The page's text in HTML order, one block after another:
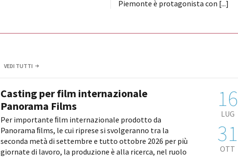
Piemonte è protagonista con [...]
VEDI TUTTI
Casting per film internazionale
Panorama Films
Per importante ﬁlm internazionale prodotto da
Panorama ﬁlms, le cui riprese si svolgeranno tra la
seconda metà di settembre e tutto ottobre 2026 per più
giornate di lavoro, la produzione è alla ricerca, nel ruolo
16
LUG
31
OTT